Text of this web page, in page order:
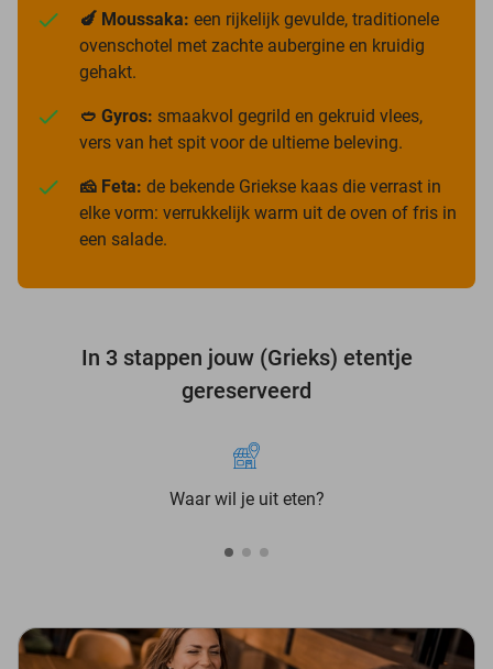
🍆 Moussaka: een rijkelijk gevulde, traditionele
ovenschotel met zachte aubergine en kruidig
gehakt.
🥙 Gyros: smaakvol gegrild en gekruid vlees,
vers van het spit voor de ultieme beleving.
🧀 Feta: de bekende Griekse kaas die verrast in
elke vorm: verrukkelijk warm uit de oven of fris in
een salade.
In 3 stappen jouw (Grieks) etentje
gereserveerd
Waar wil je uit eten?